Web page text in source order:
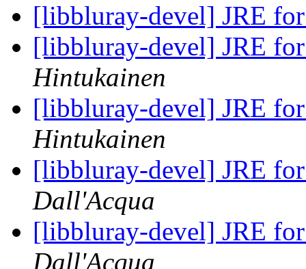
[libbluray-devel] JRE
[libbluray-devel] JRE
Hintukainen
[libbluray-devel] JRE
Hintukainen
[libbluray-devel] JRE
Dall'Acqua
[libbluray-devel] JRE
Dall'Acqua